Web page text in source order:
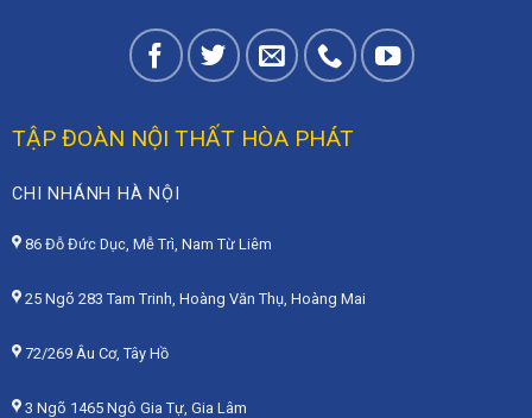
TẬP ĐOÀN NỘI THẤT HÒA PHÁT
CHI NHÁNH HÀ NỘI
86 Đỗ Đức Dục, Mễ Trì, Nam Từ Liêm
25 Ngõ 283 Tam Trinh, Hoàng Văn Thụ, Hoàng Mai
72/269 Âu Cơ, Tây Hồ
3 Ngõ 1465 Ngô Gia Tự, Gia Lâm